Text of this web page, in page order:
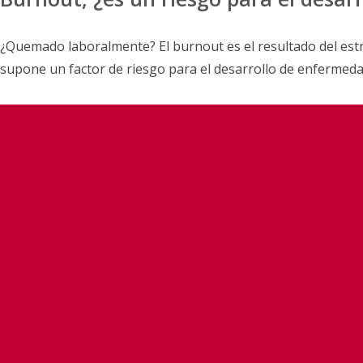
¿Quemado laboralmente? El burnout es el resultado del
supone un factor de riesgo para el desarrollo de